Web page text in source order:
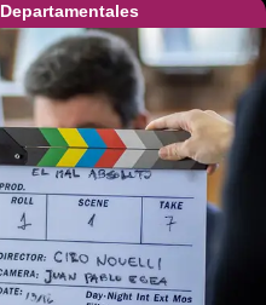
Departamentales